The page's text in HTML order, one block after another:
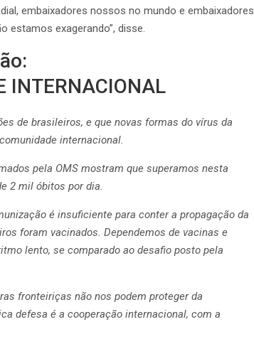
embaixadores nossos no mundo e embaixadores
estamos exagerando”, disse.
INTERNACIONAL
de brasileiros, e que novas formas do vírus da
internacional.
pela OMS mostram que superamos nesta
2 mil óbitos por dia.
é insuficiente para conter a propagação da
foram vacinados. Dependemos de vacinas e
lento, se comparado ao desafio posto pela
fronteiriças não nos podem proteger da
defesa é a cooperação internacional, com a